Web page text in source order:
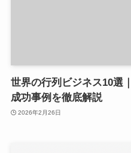
世界の行列ビジネス10選
成功事例を徹底解説
2026年2月26日